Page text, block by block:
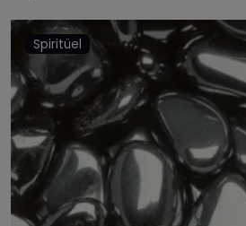
Spiritüel